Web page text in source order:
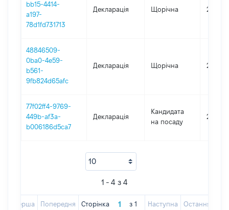
bb15-4414-
a197-
78d1fd731713
Декларація Щорічна 2024
48846509-
0ba0-4e59-
b561-
9fb824d65afc
Декларація Щорічна 2023
77f02ff4-9769-
449b-af3a-
b006186d5ca7
Декларація
Кандидата
на посаду
2023
1 - 4 з 4
Перша Попередня Сторінка з 1 Наступна Остання